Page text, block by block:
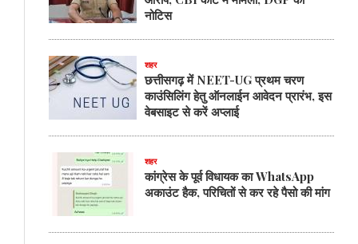
नोटिस
शहर
छत्तीसगढ़ में NEET-UG प्रथम चरण
काउंसिलिंग हेतु ऑनलाईन आवेदन प्रारंभ, इस
वेबसाइट से करें अप्लाई
शहर
कांग्रेस के पूर्व विधायक का WhatsApp
अकाउंट हैक, परिचितों से कर रहे पैसो की मांग